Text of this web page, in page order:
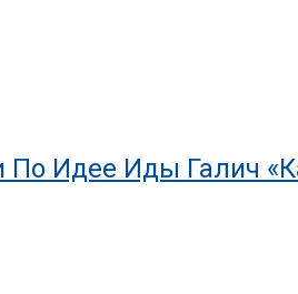
Идее Иды Галич